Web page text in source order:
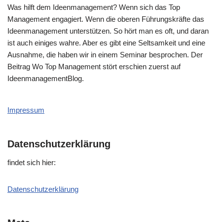
Was hilft dem Ideenmanagement? Wenn sich das Top
Management engagiert. Wenn die oberen Führungskräfte das
Ideenmanagement unterstützen. So hört man es oft, und daran
ist auch einiges wahre. Aber es gibt eine Seltsamkeit und eine
Ausnahme, die haben wir in einem Seminar besprochen. Der
Beitrag Wo Top Management stört erschien zuerst auf
IdeenmanagementBlog.
Impressum
Datenschutzerklärung
fin­det sich hier:
Daten­schutz­er­klä­rung